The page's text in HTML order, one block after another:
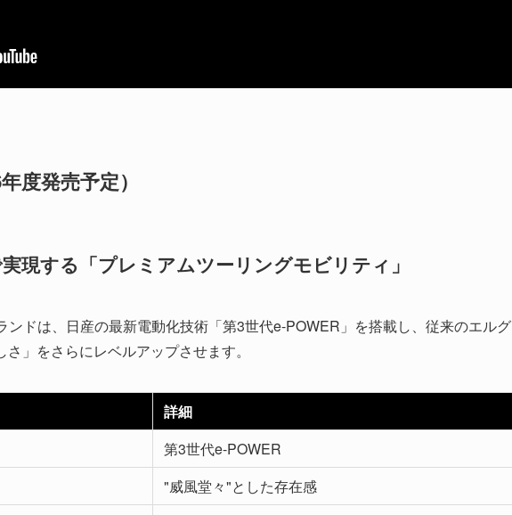
度発売予定）
現する「プレミアムツーリングモビリティ」
ンドは、日産の最新電動化技術「第3世代e-POWER」を搭載し、従来のエルグ
」をさらにレベルアップさせます。
詳細
第3世代e-POWER
"威風堂々"とした存在感